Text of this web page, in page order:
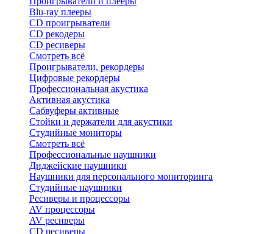
Blu-ray плееры
CD проигрыватели
CD рекодеры
CD ресиверы
Смотреть всё
Проигрыватели, рекордеры
Цифровые рекордеры
Профессиональная акустика
Активная акустика
Сабвуферы активные
Стойки и держатели для акустики
Студийные мониторы
Смотреть всё
Профессиональные наушники
Диджейские наушники
Наушники для персонального мониторинга
Студийные наушники
Ресиверы и процессоры
AV процессоры
AV ресиверы
CD ресиверы